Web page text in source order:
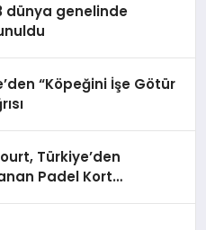
dünya genelinde
“Köpeğini İşe Götür
Türkiye’den
Padel Kort